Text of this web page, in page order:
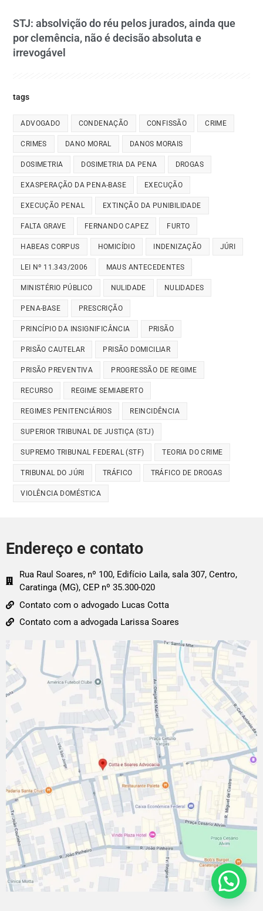
STJ: absolvição do réu pelos jurados, ainda que
por clemência, não é decisão absoluta e
irrevogável
tags
ADVOGADO CONDENAÇÃO CONFISSÃO CRIME
CRIMES DANO MORAL DANOS MORAIS
DOSIMETRIA DOSIMETRIA DA PENA DROGAS
EXASPERAÇÃO DA PENA-BASE EXECUÇÃO
EXECUÇÃO PENAL EXTINÇÃO DA PUNIBILIDADE
FALTA GRAVE FERNANDO CAPEZ FURTO
HABEAS CORPUS HOMICÍDIO INDENIZAÇÃO JÚRI
LEI Nº 11.343/2006 MAUS ANTECEDENTES
MINISTÉRIO PÚBLICO NULIDADE NULIDADES
PENA-BASE PRESCRIÇÃO
PRINCÍPIO DA INSIGNIFICÂNCIA PRISÃO
PRISÃO CAUTELAR PRISÃO DOMICILIAR
PRISÃO PREVENTIVA PROGRESSÃO DE REGIME
RECURSO REGIME SEMIABERTO
REGIMES PENITENCIÁRIOS REINCIDÊNCIA
SUPERIOR TRIBUNAL DE JUSTIÇA (STJ)
SUPREMO TRIBUNAL FEDERAL (STF) TEORIA DO CRIME
TRIBUNAL DO JÚRI TRÁFICO TRÁFICO DE DROGAS
VIOLÊNCIA DOMÉSTICA
Endereço e contato
Rua Raul Soares, nº 100, Edifício Laila, sala 307, Centro,
Caratinga (MG), CEP nº 35.300-020
Contato com o advogado Lucas Cotta
Contato com a advogada Larissa Soares